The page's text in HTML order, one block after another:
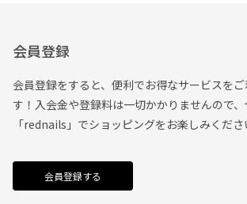
会員登録
会員登録をすると、便利でお得なサービスを
す！入会金や登録料は一切かかりませんので
「rednails」でショッピングをお楽しみくださ
会員登録する